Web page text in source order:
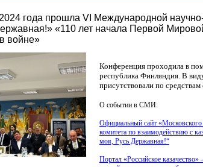
года прошла VI Международной
«110 лет начала Первой
войне»
Конференция проходила в
республика Финляндия. В
присутствовали по средствам
О событии в СМИ:
Официальный сайт «Московского
комитета по взаимодействию с
моя, Русь Державная!“
Портал «Российское